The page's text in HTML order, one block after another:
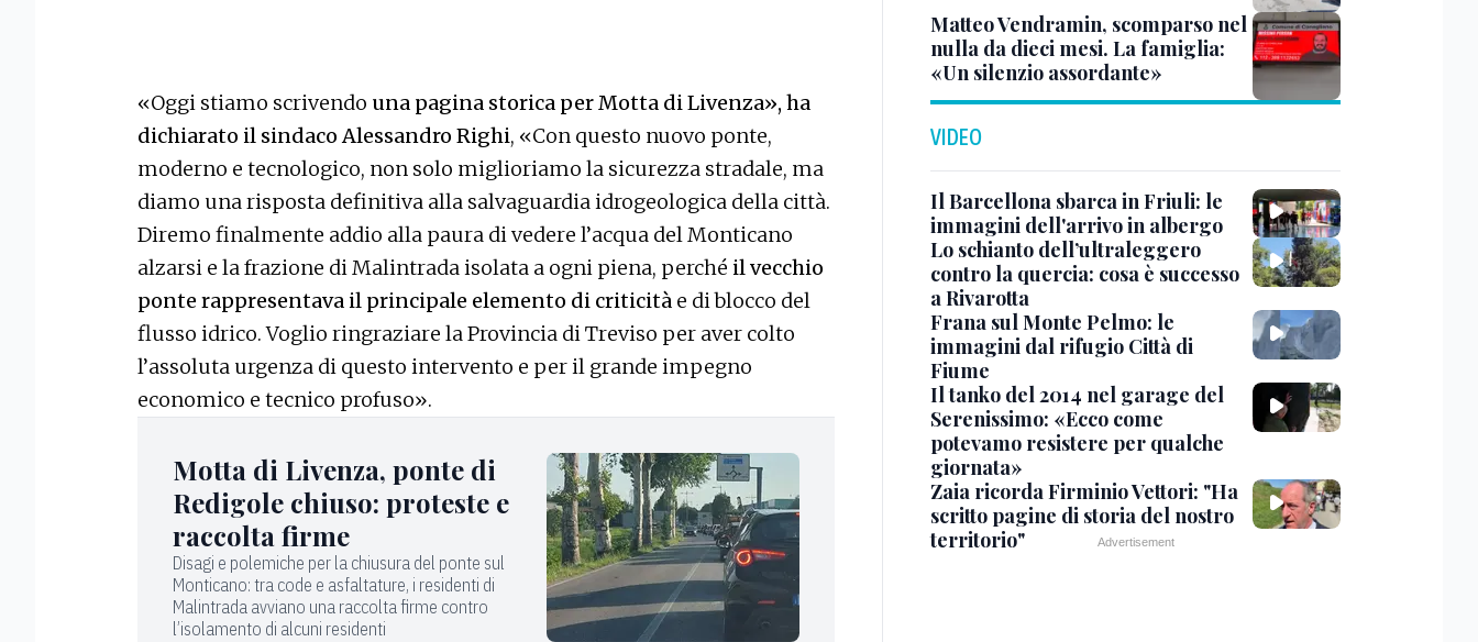
«Oggi stiamo scrivendo una pagina storica per Motta di Livenza», ha
dichiarato il sindaco Alessandro Righi, «Con questo nuovo ponte,
moderno e tecnologico, non solo miglioriamo la sicurezza stradale, ma
diamo una risposta definitiva alla salvaguardia idrogeologica della città.
Diremo finalmente addio alla paura di vedere l’acqua del Monticano
alzarsi e la frazione di Malintrada isolata a ogni piena, perché il vecchio
ponte rappresentava il principale elemento di criticità e di blocco del
flusso idrico. Voglio ringraziare la Provincia di Treviso per aver colto
l’assoluta urgenza di questo intervento e per il grande impegno
economico e tecnico profuso».
Motta di Livenza, ponte di
Redigole chiuso: proteste e
raccolta firme
Disagi e polemiche per la chiusura del ponte sul
Monticano: tra code e asfaltature, i residenti di
Malintrada avviano una raccolta firme contro
l’isolamento di alcuni residenti
Matteo Vendramin, scomparso nel
nulla da dieci mesi. La famiglia:
«Un silenzio assordante»
VIDEO
Il Barcellona sbarca in Friuli: le
immagini dell'arrivo in albergo
Lo schianto dell’ultraleggero
contro la quercia: cosa è successo
a Rivarotta
Frana sul Monte Pelmo: le
immagini dal rifugio Città di
Fiume
Il tanko del 2014 nel garage del
Serenissimo: «Ecco come
potevamo resistere per qualche
giornata»
Zaia ricorda Firminio Vettori: "Ha
scritto pagine di storia del nostro
territorio"